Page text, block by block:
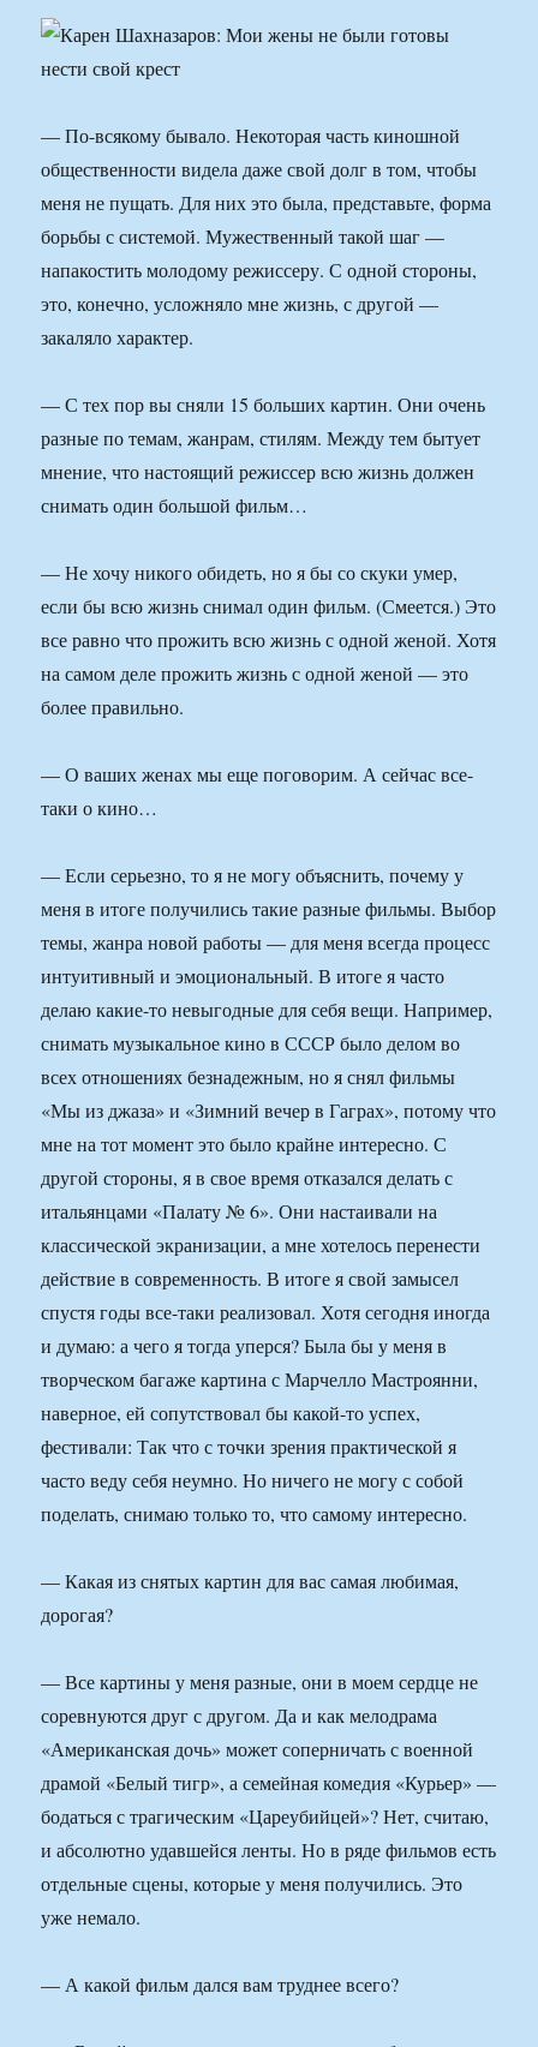
— По-всякому бывало. Некоторая часть киношной
общественности видела даже свой долг в том, чтобы
меня не пущать. Для них это была, представьте, форма
борьбы с системой. Мужественный такой шаг —
напакостить молодому режиссеру. С одной стороны,
это, конечно, усложняло мне жизнь, с другой —
закаляло характер.
— С тех пор вы сняли 15 больших картин. Они очень
разные по темам, жанрам, стилям. Между тем бытует
мнение, что настоящий режиссер всю жизнь должен
снимать один большой фильм…
— Не хочу никого обидеть, но я бы со скуки умер,
если бы всю жизнь снимал один фильм. (Смеется.) Это
все равно что прожить всю жизнь с одной женой. Хотя
на самом деле прожить жизнь с одной женой — это
более правильно.
— О ваших женах мы еще поговорим. А сейчас все-
таки о кино…
— Если серьезно, то я не могу объяснить, почему у
меня в итоге получились такие разные фильмы. Выбор
темы, жанра новой работы — для меня всегда процесс
интуитивный и эмоциональный. В итоге я часто
делаю какие-то невыгодные для себя вещи. Например,
снимать музыкальное кино в СССР было делом во
всех отношениях безнадежным, но я снял фильмы
«Мы из джаза» и «Зимний вечер в Гаграх», потому что
мне на тот момент это было крайне интересно. С
другой стороны, я в свое время отказался делать с
итальянцами «Палату № 6». Они настаивали на
классической экранизации, а мне хотелось перенести
действие в современность. В итоге я свой замысел
спустя годы все-таки реализовал. Хотя сегодня иногда
и думаю: а чего я тогда уперся? Была бы у меня в
творческом багаже картина с Марчелло Мастроянни,
наверное, ей сопутствовал бы какой-то успех,
фестивали: Так что с точки зрения практической я
часто веду себя неумно. Но ничего не могу с собой
поделать, снимаю только то, что самому интересно.
— Какая из снятых картин для вас самая любимая,
дорогая?
— Все картины у меня разные, они в моем сердце не
соревнуются друг с другом. Да и как мелодрама
«Американская дочь» может соперничать с военной
драмой «Белый тигр», а семейная комедия «Курьер» —
бодаться с трагическим «Цареубийцей»? Нет, считаю,
и абсолютно удавшейся ленты. Но в ряде фильмов есть
отдельные сцены, которые у меня получились. Это
уже немало.
— А какой фильм дался вам труднее всего?